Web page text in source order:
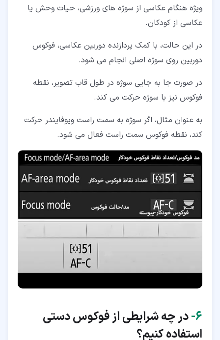
ویژه هنگام عکاسی از سوژه های ورزشی، حیات وحش یا
عکاسی از کودکان.
در این حالت، با کمک پردازنده دوربین عکاسی، فوکوس
دوربین روی سوژه اصلی انجام می شود.
در صورت جا به جایی سوژه در طول قاب تصویر، نقطه
فوکوس نیز با سوژه حرکت می کند.
به عنوان مثال، اگر سوژه به سمت راست ویوفایندر حرکت
کند، نقطه فوکوس سمت راست فعال می شود.
۶‏- در چه شرایطی از فوکوس دستی
استفاده کنیم؟